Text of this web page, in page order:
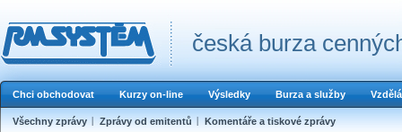
česká burza
Chci obchodovat Kurzy on-line Výsledky Burza a služby
Všechny zprávy Zprávy od emitentů Komentáře a tiskové zprávy